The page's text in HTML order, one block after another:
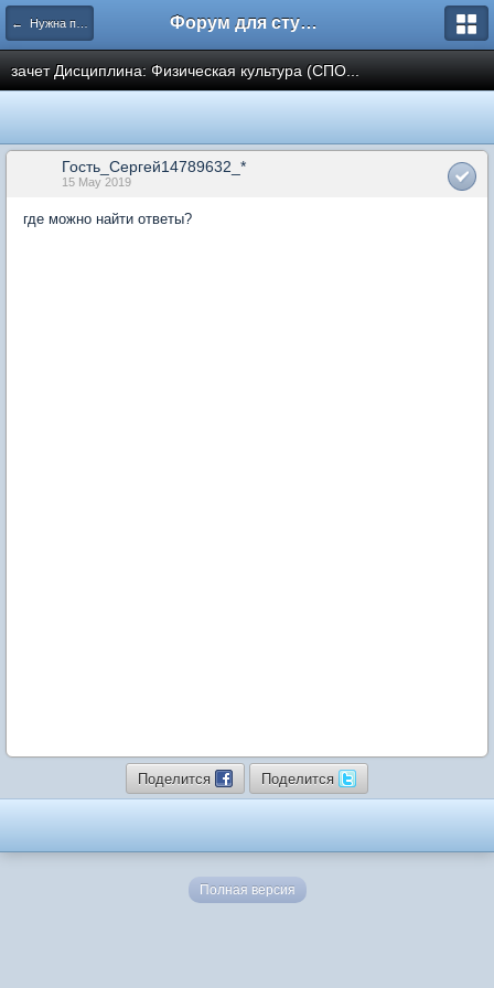
← Нужна помощь Форум для студента СГА
зачет Дисциплина: Физическая культура (СПО...
Гость_Сергей14789632_*
15 May 2019
где можно найти ответы?
Поделится Поделится
Полная версия